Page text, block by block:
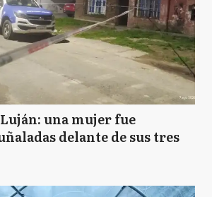
una mujer fue
delante de sus tres